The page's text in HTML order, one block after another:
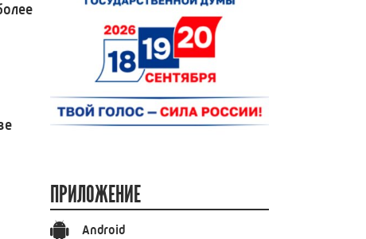
ПРИЛОЖЕНИЕ
Android